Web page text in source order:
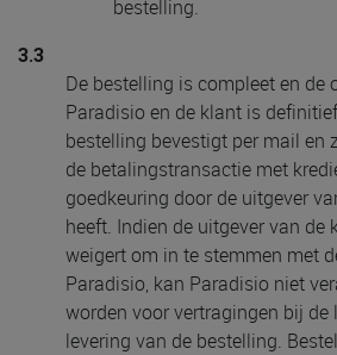
bestelling.
3.3
De bestelling is compleet en de
Paradisio en de klant is
bestelling bevestigt per mail en
de betalingstransactie met
goedkeuring door de uitgever
heeft. Indien de uitgever van de
weigert om in te stemmen met
Paradisio, kan Paradisio niet
worden voor vertragingen bij de
levering van de bestelling.